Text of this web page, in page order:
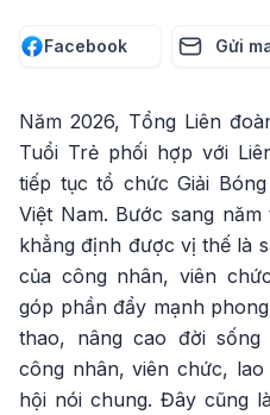
Facebook Gửi
Năm 2026, Tổng Liên
Tuổi Trẻ phối hợp với
tiếp tục tổ chức Giải
Việt Nam. Bước sang
khẳng định được vị thế là
của công nhân, viên
góp phần đẩy mạnh
thao, nâng cao đời
công nhân, viên chức,
hội nói chung. Đây cũng